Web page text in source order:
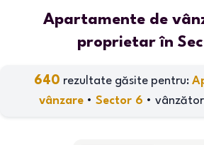
Apartamente de
proprietar în
640 rezultate găsite pentru:
vânzare • Sector 6 •